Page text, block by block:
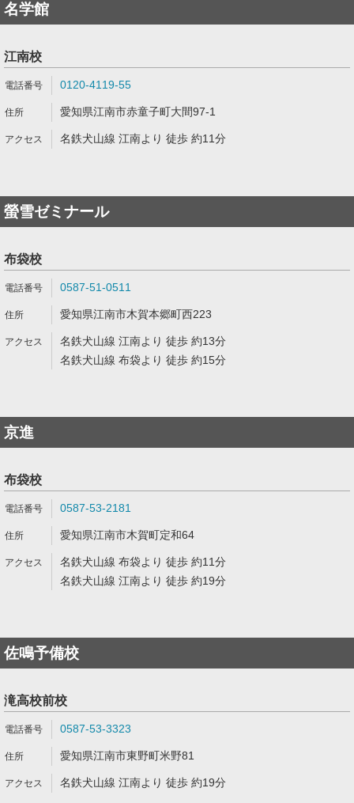
名学館
江南校
0120-4119-55
愛知県江南市赤童子町大間97-1
名鉄犬山線 江南より 徒歩 約11分
螢雪ゼミナール
布袋校
0587-51-0511
愛知県江南市木賀本郷町西223
名鉄犬山線 江南より 徒歩 約13分
名鉄犬山線 布袋より 徒歩 約15分
京進
布袋校
0587-53-2181
愛知県江南市木賀町定和64
名鉄犬山線 布袋より 徒歩 約11分
名鉄犬山線 江南より 徒歩 約19分
佐鳴予備校
滝高校前校
0587-53-3323
愛知県江南市東野町米野81
名鉄犬山線 江南より 徒歩 約19分